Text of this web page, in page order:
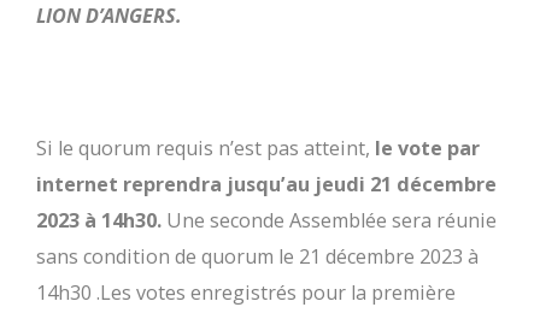
LION D’ANGERS.
Si le quorum requis n’est pas atteint, le vote par
internet reprendra jusqu’au jeudi 21 décembre
2023 à 14h30. Une seconde Assemblée sera réunie
sans condition de quorum le 21 décembre 2023 à
14h30 .Les votes enregistrés pour la première